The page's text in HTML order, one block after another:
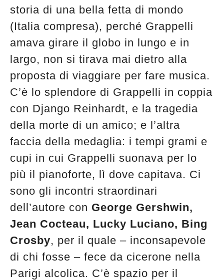
storia di una bella fetta di mondo
(Italia compresa), perché Grappelli
amava girare il globo in lungo e in
largo, non si tirava mai dietro alla
proposta di viaggiare per fare musica.
C’è lo splendore di Grappelli in coppia
con Django Reinhardt, e la tragedia
della morte di un amico; e l’altra
faccia della medaglia: i tempi grami e
cupi in cui Grappelli suonava per lo
più il pianoforte, lì dove capitava. Ci
sono gli incontri straordinari
dell’autore con George Gershwin,
Jean Cocteau, Lucky Luciano, Bing
Crosby, per il quale – inconsapevole
di chi fosse – fece da cicerone nella
Parigi alcolica. C’è spazio per il